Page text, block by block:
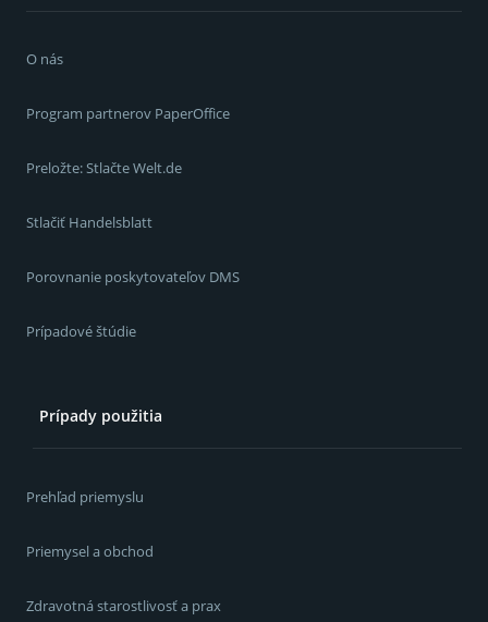
O nás
Program partnerov PaperOffice
Preložte: Stlačte Welt.de
Stlačiť Handelsblatt
Porovnanie poskytovateľov DMS
Prípadové štúdie
Prípady použitia
Prehľad priemyslu
Priemysel a obchod
Zdravotná starostlivosť a prax